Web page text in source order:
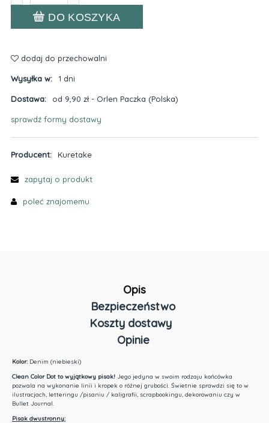
DO KOSZYKA
dodaj do przechowalni
Wysyłka w: 1 dni
Dostawa: od 9,90 zł - Orlen Paczka (Polska)
Cena nie zawiera ewentualnych kosztów płatności
sprawdź formy dostawy
Producent: Kuretake
zapytaj o produkt
poleć znajomemu
Opis
Bezpieczeństwo
Koszty dostawy
Cena nie zawiera ewentualnych kosztów płatności
Opinie
Kolor: Denim (niebieski)
Clean Color Dot to wyjątkowy pisak!Jego jedyna w swoim rodzaju końcówka
pozwala na wykonanie linii i kropek o różnej grubości. Świetnie sprawdzi się to w
ilustracjach, letteringu /pisaniu / kaligrafii, scrapbookingu, dekorowaniu czy w
Bullet Journal.
Pisak dwustronny: